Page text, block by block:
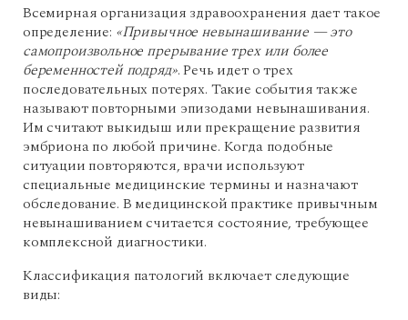
Всемирная организация здравоохранения дает такое
определение: «Привычное невынашивание — это
самопроизвольное прерывание трех или более
беременностей подряд». Речь идет о трех
последовательных потерях. Такие события также
называют повторными эпизодами невынашивания.
Им считают выкидыш или прекращение развития
эмбриона по любой причине. Когда подобные
ситуации повторяются, врачи используют
специальные медицинские термины и назначают
обследование. В медицинской практике привычным
невынашиванием считается состояние, требующее
комплексной диагностики.
Классификация патологий включает следующие
виды: